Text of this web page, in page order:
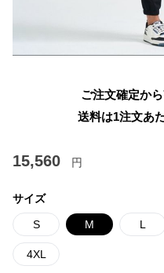
ご注文確定か
送料は1注文あ
15,560 円
サイズ
S M L
4XL